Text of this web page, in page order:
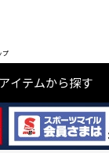
プ
アイテムから探す